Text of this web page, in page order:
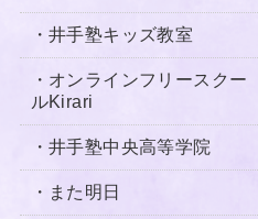
・井手塾キッズ教室
・オンラインフリースクー
ルKirari
・井手塾中央高等学院
・ また明日